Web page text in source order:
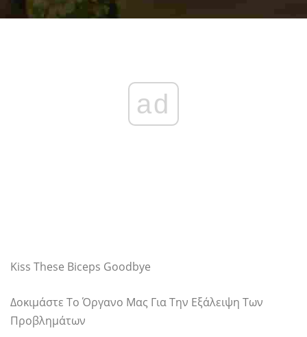
ad
Kiss These Biceps Goodbye
Δοκιμάστε Το Όργανο Μας Για Την Εξάλειψη Των
Προβλημάτων